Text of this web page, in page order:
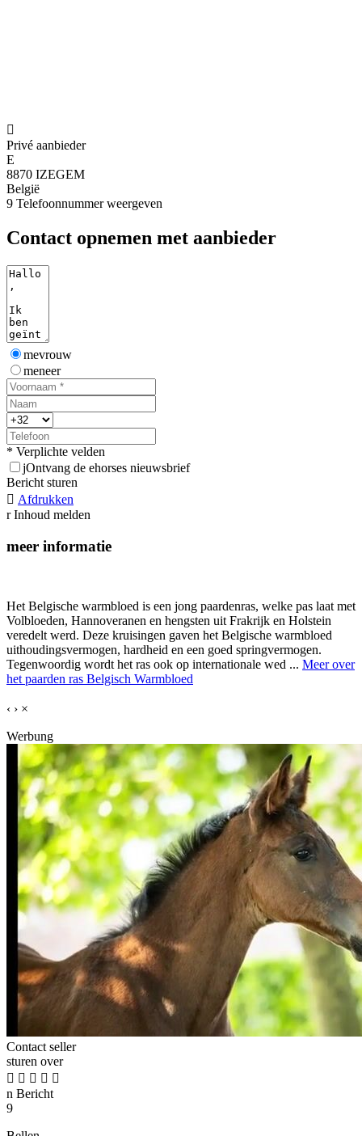

Privé aanbieder
E
8870 IZEGEM
België
9 Telefoonnummer weergeven
Contact opnemen met aanbieder
mevrouw
meneer
* Verplichte velden
jOntvang de ehorses nieuwsbrief
Bericht sturen
 Afdrukken
r Inhoud melden
meer informatie
Het Belgische warmbloed is een jong paardenras, welke pas laat met
Volbloeden, Hannoveranen en hengsten uit Frakrijk en Holstein
veredelt werd. Deze kruisingen gaven het Belgische warmbloed
uithoudingsvermogen, hardheid en een goed springvermogen.
Tegenwoordig wordt het ras ook op internationale wed ... Meer over
het paarden ras Belgisch Warmbloed
‹ › ×
Werbung
Contact seller
sturen over
    
n Bericht
9